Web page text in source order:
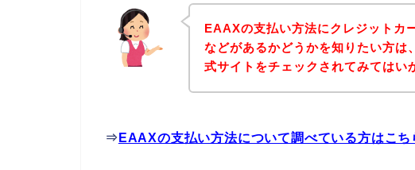
EAAXの支払い方法にクレジットカ
などがあるかどうかを知りたい方
式サイトをチェックされてみてはい
⇒ EAAXの支払い方法について調べている方はこち